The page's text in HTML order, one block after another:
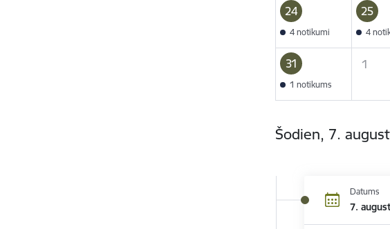
24
4 notikumi
25
4
31
1 notikums
1
Šodien, 7.
Datums
7.